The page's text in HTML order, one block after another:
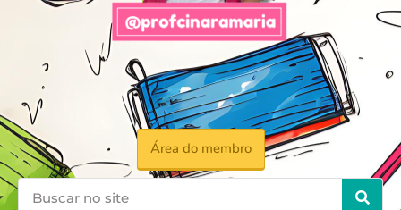
Área do membro